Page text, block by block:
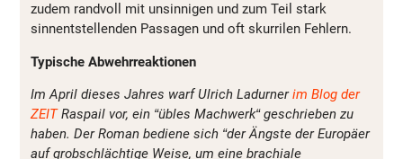
zudem randvoll mit unsinnigen und zum Teil stark
sinnentstellenden Passagen und oft skurrilen Fehlern.
Typische Abwehrreaktionen
Im April dieses Jahres warf Ulrich Ladurnerim Blog der
ZEITRaspail vor, ein “übles Machwerk“geschrieben zu
haben. Der Roman bediene sich “der Ängste der Europäer
auf grobschlächtige Weise, um eine brachiale